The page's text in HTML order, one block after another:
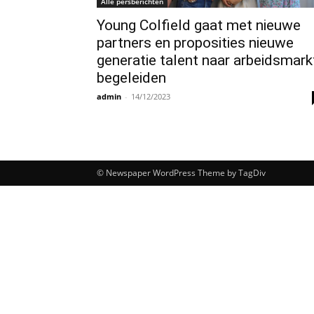
Young Colfield gaat met nieuwe
partners en proposities nieuwe
generatie talent naar
begeleiden
admin - 14/12/2023
© Newspaper WordPress Theme by TagDiv